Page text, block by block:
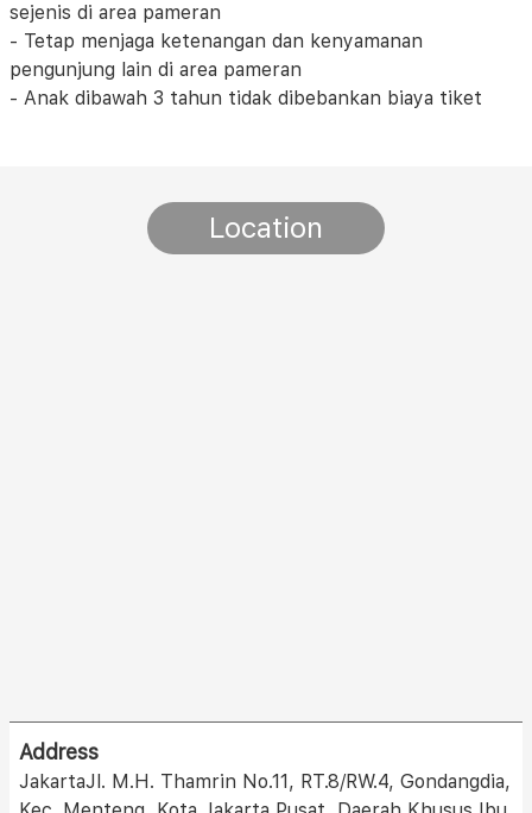
sejenis di area pameran
- Tetap menjaga ketenangan dan kenyamanan
pengunjung lain di area pameran
- Anak dibawah 3 tahun tidak dibebankan biaya tiket
Location
Address
JakartaJl. M.H. Thamrin No.11, RT.8/RW.4, Gondangdia,